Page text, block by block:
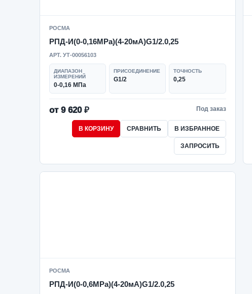
РОСМА
РПД-И(0-0,16MPa)(4-20мА)G1/2.0,25
АРТ. УТ-00056103
ДИАПАЗОН
ИЗМЕРЕНИЙ
0-0,16 МПа
ПРИСОЕДИНЕНИЕ
G1/2
ТОЧНОСТЬ
0,25
от 9 620 ₽ Под заказ
В КОРЗИНУ СРАВНИТЬ В ИЗБРАННОЕ
ЗАПРОСИТЬ
РОСМА
РПД-И(0-0,6MPa)(4-20мА)G1/2.0,25